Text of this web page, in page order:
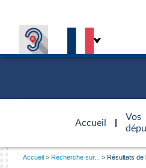
Accueil
d'accueil
Vos
Vous
Accueil Recherche sur... Résultats de